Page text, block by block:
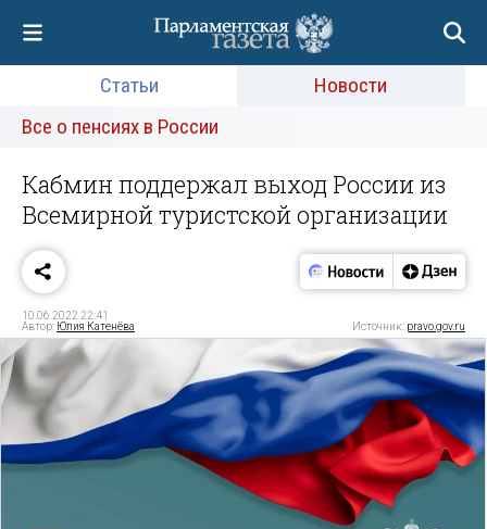
Статьи
Новости
Все о пенсиях в России
Кабмин поддержал выход России из
Всемирной туристской организации
10.06.2022 22:41
Автор: Юлия Катенёва Источник: pravo.gov.ru